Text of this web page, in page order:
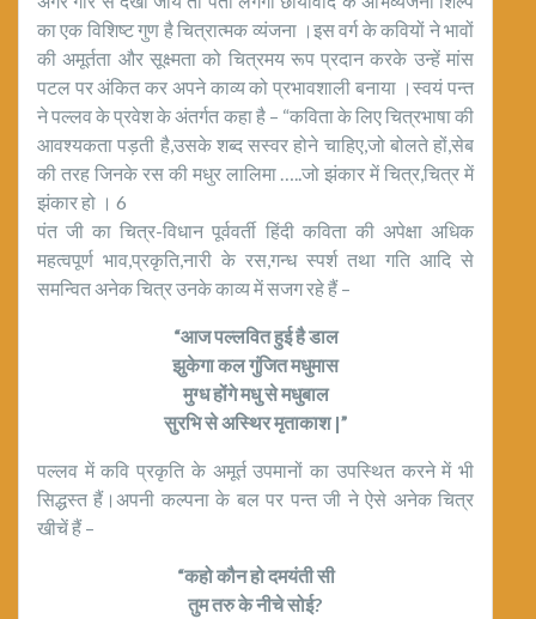
का एक विशिष्ट गुण है चित्रात्मक व्यंजना ।इस वर्ग के कवियों ने भावों
की अमूर्तता और सूक्ष्मता को चित्रमय रूप प्रदान करके उन्हें मांस
पटल पर अंकित कर अपने काव्य को प्रभावशाली बनाया ।स्वयं पन्त
ने पल्लव के प्रवेश के अंतर्गत कहा है – “कविता के लिए चित्रभाषा की
आवश्यकता पड़ती है,उसके शब्द सस्वर होने चाहिए,जो बोलते हों,सेब
की तरह जिनके रस की मधुर लालिमा …..जो झंकार में चित्र,चित्र में
झंकार हो । 6
पंत जी का चित्र-विधान पूर्ववर्ती हिंदी कविता की अपेक्षा अधिक
महत्वपूर्ण भाव,प्रकृति,नारी के रस,गन्ध स्पर्श तथा गति आदि से
समन्वित अनेक चित्र उनके काव्य में सजग रहे हैं –
“आज पल्लवित हुई है डाल
झुकेगा कल गुंजित मधुमास
मुग्ध होंगे मधु से मधुबाल
सुरभि से अस्थिर मृताकाश |”
पल्लव में कवि प्रकृति के अमूर्त उपमानों का उपस्थित करने में भी
सिद्धस्त हैं।अपनी कल्पना के बल पर पन्त जी ने ऐसे अनेक चित्र
खीचें हैं –
“कहो कौन हो दमयंती सी
तुम तरु के नीचे सोई?